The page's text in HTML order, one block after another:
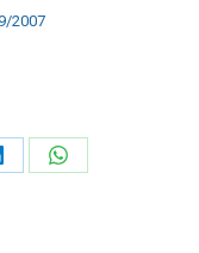
2007
Share